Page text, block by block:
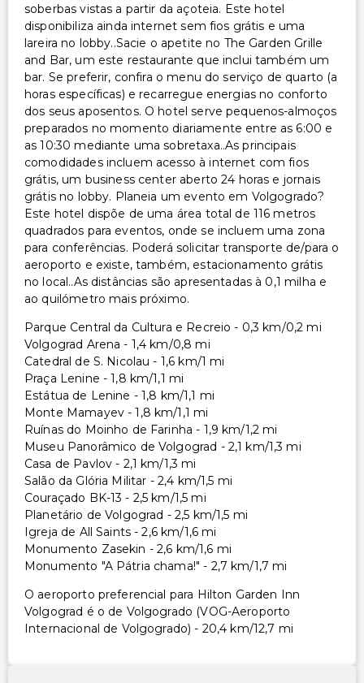
Estacionamento acessível para cadeira de rodas
Outros serviços
Cofre na recepção
Equipa multilíngue
Serviço de lavanderia
soberbas vistas a partir da açoteia. Este hotel
disponibiliza ainda internet sem fios grátis e uma
lareira no lobby..Sacie o apetite no The Garden Grille
and Bar, um este restaurante que inclui também um
bar. Se preferir, confira o menu do serviço de quarto (a
horas específicas) e recarregue energias no conforto
dos seus aposentos. O hotel serve pequenos-almoços
preparados no momento diariamente entre as 6:00 e
as 10:30 mediante uma sobretaxa..As principais
comodidades incluem acesso à internet com fios
grátis, um business center aberto 24 horas e jornais
grátis no lobby. Planeia um evento em Volgogrado?
Este hotel dispõe de uma área total de 116 metros
quadrados para eventos, onde se incluem uma zona
para conferências. Poderá solicitar transporte de/para o
aeroporto e existe, também, estacionamento grátis
no local..As distâncias são apresentadas à 0,1 milha e
ao quilómetro mais próximo.
Parque Central da Cultura e Recreio - 0,3 km/0,2 mi
Volgograd Arena - 1,4 km/0,8 mi
Catedral de S. Nicolau - 1,6 km/1 mi
Praça Lenine - 1,8 km/1,1 mi
Estátua de Lenine - 1,8 km/1,1 mi
Monte Mamayev - 1,8 km/1,1 mi
Ruínas do Moinho de Farinha - 1,9 km/1,2 mi
Museu Panorâmico de Volgograd - 2,1 km/1,3 mi
Casa de Pavlov - 2,1 km/1,3 mi
Salão da Glória Militar - 2,4 km/1,5 mi
Couraçado BK-13 - 2,5 km/1,5 mi
Planetário de Volgograd - 2,5 km/1,5 mi
Igreja de All Saints - 2,6 km/1,6 mi
Monumento Zasekin - 2,6 km/1,6 mi
Monumento "A Pátria chama!" - 2,7 km/1,7 mi
O aeroporto preferencial para Hilton Garden Inn
Volgograd é o de Volgogrado (VOG-Aeroporto
Internacional de Volgogrado) - 20,4 km/12,7 mi